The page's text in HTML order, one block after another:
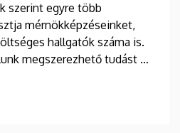
szerint egyre több
mérnökképzéseinket,
hallgatók száma is.
megszerezhető tudást és
tekintik.